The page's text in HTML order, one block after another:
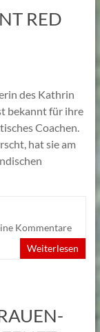
RED
des Kathrin
bekannt für ihre
Coachen.
hat sie am
Kommentare
Weiterlesen